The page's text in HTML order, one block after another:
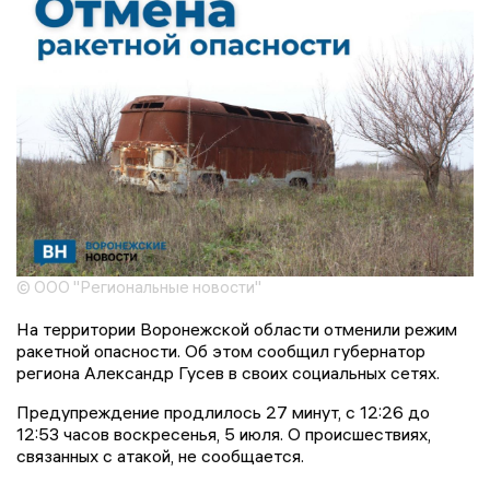
© ООО "Региональные новости"
На территории Воронежской области отменили режим
ракетной опасности. Об этом сообщил губернатор
региона Александр Гусев в своих социальных сетях.
Предупреждение продлилось 27 минут, с 12:26 до
12:53 часов воскресенья, 5 июля. О происшествиях,
связанных с атакой, не сообщается.